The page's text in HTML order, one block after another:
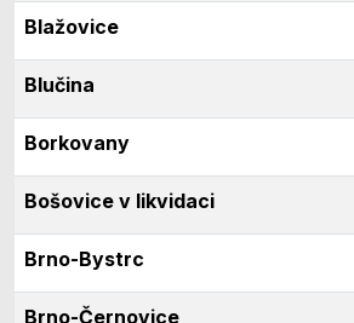
Blažovice
Blučina
Borkovany
Bošovice v likvidaci
Brno-Bystrc
Brno-Černovice